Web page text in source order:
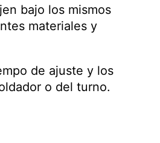
bajo los mismos
materiales y
de ajuste y los
o del turno.